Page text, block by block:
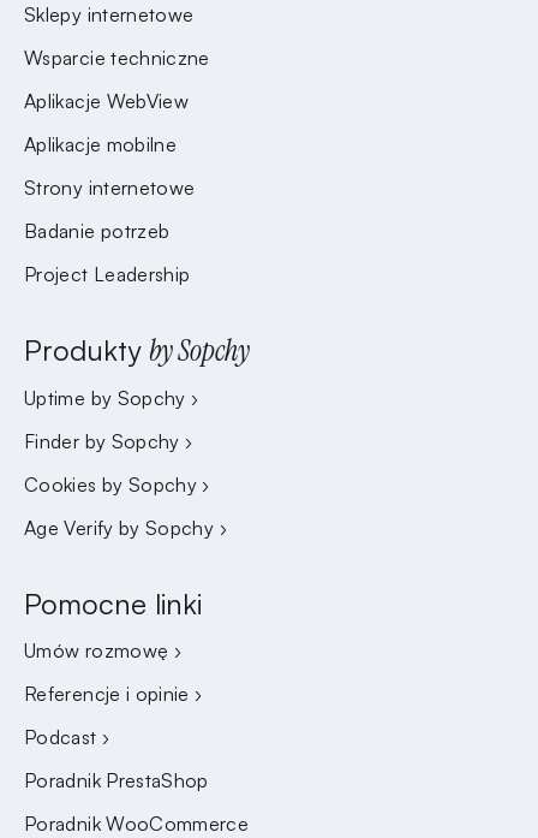
Sklepy internetowe
Wsparcie techniczne
Aplikacje WebView
Aplikacje mobilne
Strony internetowe
Badanie potrzeb
Project Leadership
Produkty by Sopchy
Uptime by Sopchy ›
Finder by Sopchy ›
Cookies by Sopchy ›
Age Verify by Sopchy ›
Pomocne linki
Umów rozmowę ›
Referencje i opinie ›
Podcast ›
Poradnik PrestaShop
Poradnik WooCommerce